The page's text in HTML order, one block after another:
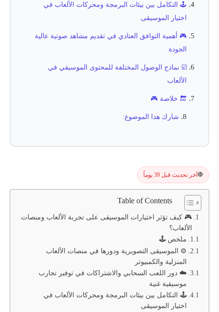
🕹️ التكامل بين بيئات البرمجة ومحركات الألعاب في
اختيار الموسيقى
🎮 أهمية التوافق العتادي في تقديم مشاهد صوتية عالية
الجودة
☑️ نماذج الوصول المختلفة للمحتوى الموسيقي في
الألعاب
🔚 خلاصة 🎮
شارك هذا الموضوع:
🔴آخر تحديث قبل 39 يوماً
Table of Contents
🎮 كيف تؤثر اختيارات الموسيقى على تجربة الألعاب ومنصات
الألعاب؟
ملخص 🕹️
⚙️ الموسيقى التصويرية ودورها في منصات الألعاب
المنزلية والكمبيوتر
☁️ دور اللعب السحابي والاشتراكات في توفير تجارب
موسيقية غنية
🕹️ التكامل بين بيئات البرمجة ومحركات الألعاب في
اختيار الموسيقى